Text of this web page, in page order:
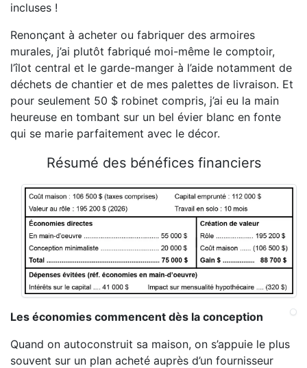
incluses !
Renonçant à acheter ou fabriquer des armoires
murales, j’ai plutôt fabriqué moi-même le comptoir,
l’îlot central et le garde-manger à l’aide notamment de
déchets de chantier et de mes palettes de livraison. Et
pour seulement 50 $ robinet compris, j’ai eu la main
heureuse en tombant sur un bel évier blanc en fonte
qui se marie parfaitement avec le décor.
Résumé des bénéfices financiers
Les économies commencent dès la conception
Quand on autoconstruit sa maison, on s’appuie le plus
souvent sur un plan acheté auprès d’un fournisseur